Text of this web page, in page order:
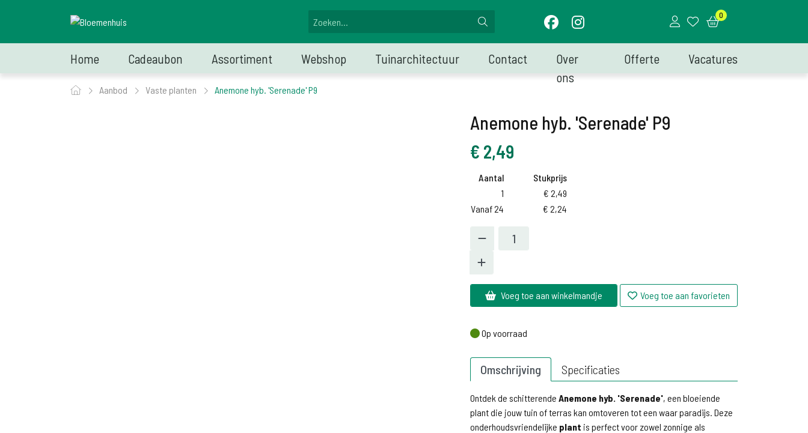
0
Home Cadeaubon Assortiment Webshop Tuinarchitectuur Contact
Over
ons
Offerte Vacatures
Aanbod Vaste planten Anemone hyb. 'Serenade' P9
Anemone hyb. 'Serenade' P9
€ 2,49
Aantal
Stukprijs
1
€ 2,49
Vanaf 24
€ 2,24
Voeg toe aan winkelmandje Voeg toe aan favorieten
Op voorraad
Op voorraad
Omschrijving Specificaties
Ontdek de schitterende Anemone hyb. 'Serenade', een bloeiende
plant die jouw tuin of terras kan omtoveren tot een waar paradijs. Deze
onderhoudsvriendelijke plant is perfect voor zowel zonnige als